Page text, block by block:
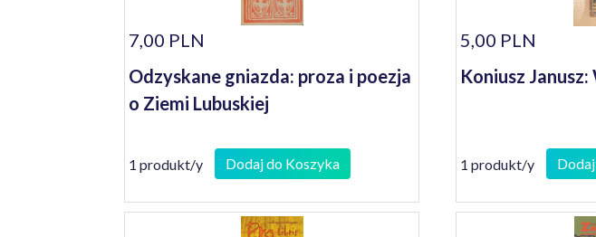
7,00 PLN
Odzyskane gniazda: proza i poezja
o Ziemi Lubuskiej
1 produkt/y Dodaj do Koszyka
5,00 PLN
Koniusz
1 produkt/y